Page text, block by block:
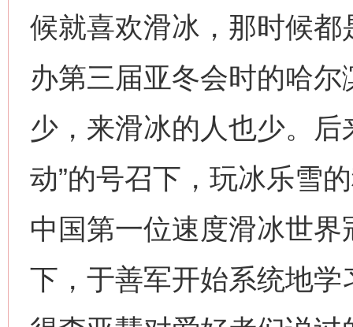
候就喜欢滑冰，那时候都
办第三届亚冬会时的哈
少，来滑冰的人也少。
动”的号召下，玩冰乐雪
中国第一位速度滑冰世
下，于善军开始系统地